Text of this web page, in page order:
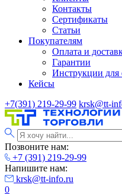
Контакты
Сертификаты
Статьи
Покупателям
Оплата и
Гарантии
Инструкции для
Кейсы
+7(391) 219-29-99 krsk@tt-
Позвоните нам:
+7 (391) 219-29-99
Напишите нам:
krsk@tt-info.ru
0